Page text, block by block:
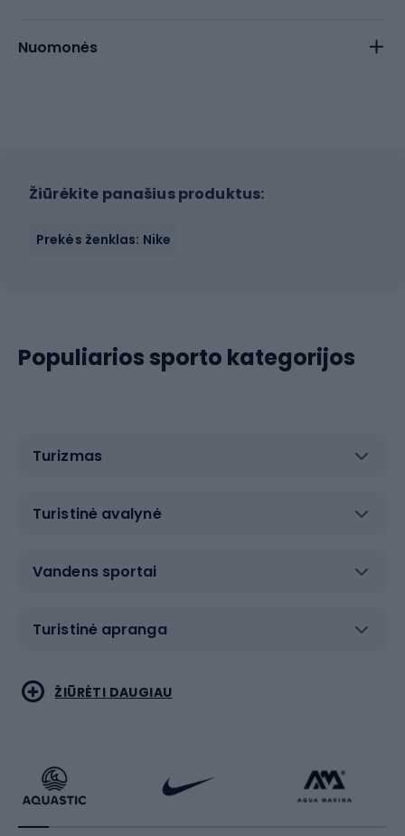
Nuomonės
Žiūrėkite panašius produktus:
Prekės ženklas: Nike
Populiarios sporto kategorijos
Turizmas
Turistinė avalynė
Vandens sportai
Turistinė apranga
Bėgimas
Dviratininkų apranga
Koviniai sportai
Rakečių sportas
ŽIŪRĖTI DAUGIAU